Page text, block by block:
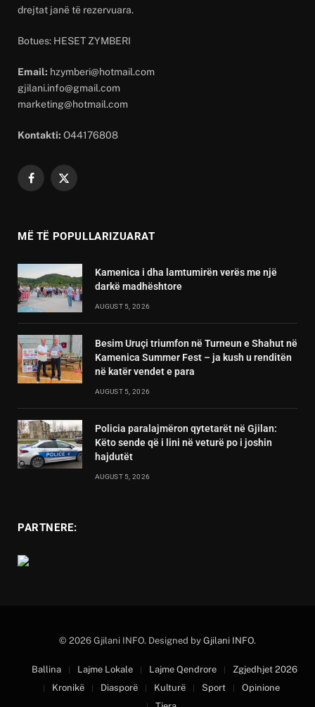
drejtat janë të rezervuara.
Botues: HESET ZYMBERI
Email: hzymberi@hotmail.com
gjilani.info@gmail.com
marketing@hotmail.com
Kontakti: O44176808
Facebook
X
MË TË POPULLARIZUARAT
Kamenica i dha lamtumirën verës me një
darkë madhështore
AUGUST 5, 2026
Besim Uruçi triumfon në Turneun e Shahut në
Kamenica Summer Fest – ja kush u renditën
në katër vendet e para
AUGUST 5, 2026
Policia paralajmëron qytetarët në Gjilan:
Këto sende që i lini në veturë po i joshin
hajdutët
AUGUST 5, 2026
PARTNERE:
© 2026 Gjilani INFO. Designed by Gjilani INFO.
Ballina Lajme Lokale Lajme Qendrore
Zgjedhjet 2026
Kronikë
Diasporë Kulturë Sport
Opinione